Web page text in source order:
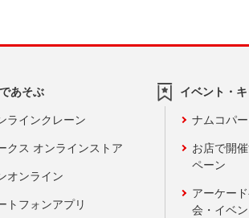
あそぶ
ラインクレーン
クス オンラインストア
オンライン
トフォンアプリ
イベント・
ナムコパ
お店で開
ペーン
アーケー
会・イベ